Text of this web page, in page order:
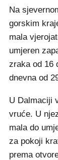
Na
gorskim
mala
umjeren
zraka od 16
dnevna od
U Dalmaciji
vruće. U
mala do
za pokoji
prema